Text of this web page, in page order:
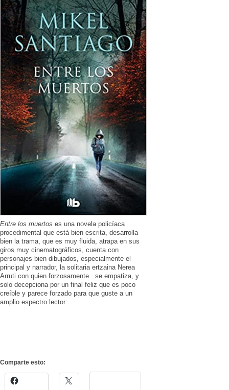
Entre los muertos es una novela policíaca
procedimental que está bien escrita, desarrolla
bien la trama, que es muy fluida, atrapa en sus
giros muy cinematográficos, cuenta con
personajes bien dibujados, especialmente el
principal y narrador, la solitaria ertzaina Nerea
Arruti con quien forzosamente se empatiza, y
solo decepciona por un final feliz que es poco
creíble y parece forzado para que guste a un
amplio espectro lector.
Comparte esto: